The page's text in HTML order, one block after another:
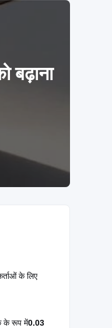
बढ़ाना
के लिए
के रूप में0.03